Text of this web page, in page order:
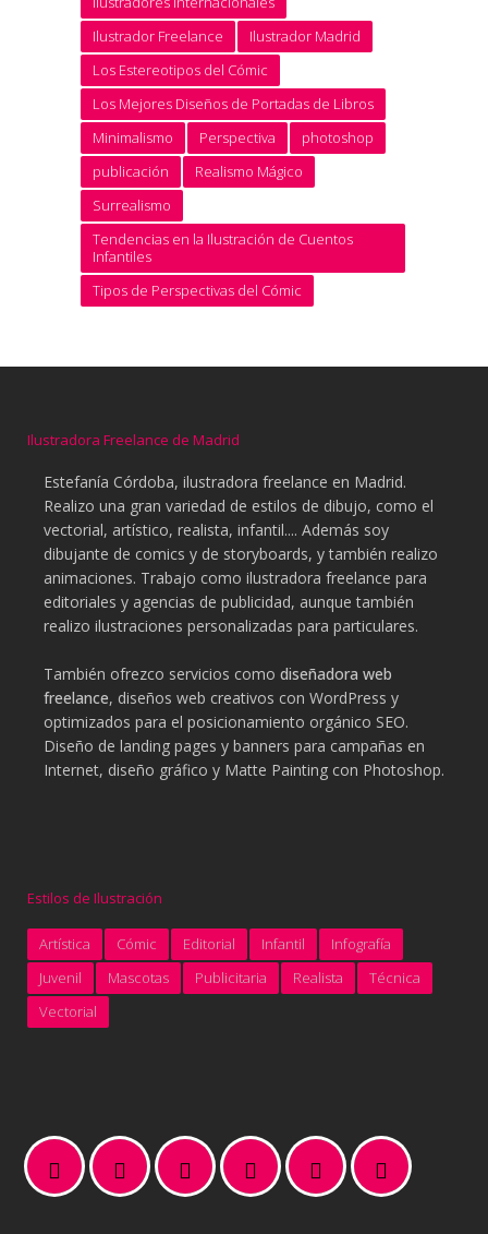
Ilustrador Freelance
Ilustrador Madrid
Los Estereotipos del Cómic
Los Mejores Diseños de Portadas de Libros
Minimalismo
Perspectiva
photoshop
publicación
Realismo Mágico
Surrealismo
Tendencias en la Ilustración de Cuentos
Infantiles
Tipos de Perspectivas del Cómic
Ilustradora Freelance de Madrid
Estefanía Córdoba, ilustradora freelance en Madrid.
Realizo una gran variedad de estilos de dibujo, como el
vectorial, artístico, realista, infantil.... Además soy
dibujante de comics y de storyboards, y también realizo
animaciones. Trabajo como ilustradora freelance para
editoriales y agencias de publicidad, aunque también
realizo ilustraciones personalizadas para particulares.
También ofrezco servicios como diseñadora web
freelance, diseños web creativos con WordPress y
optimizados para el posicionamiento orgánico SEO.
Diseño de landing pages y banners para campañas en
Internet, diseño gráfico y Matte Painting con Photoshop.
Estilos de Ilustración
Artística Cómic Editorial Infantil
Infografía
Juvenil
Mascotas Publicitaria Realista
Técnica
Vectorial